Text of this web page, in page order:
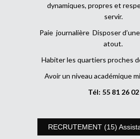
dynamiques, propres et
servir.
Paie journalière Disposer
atout.
Habiter les quartiers proches
Avoir un niveau académique
Tél: 55 81 26 02
RECRUTEMENT (15)